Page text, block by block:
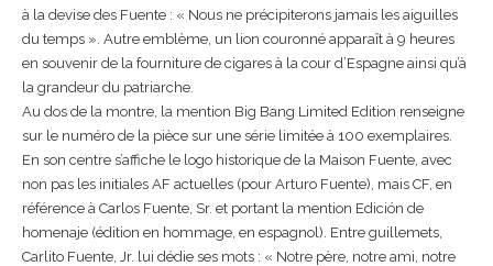
à la devise des Fuente : « Nous ne précipiterons jamais les aiguilles
du temps ». Autre emblème, un lion couronné apparaît à 9 heures
en souvenir de la fourniture de cigares à la cour d’Espagne ainsi qu’à
la grandeur du patriarche.
Au dos de la montre, la mention Big Bang Limited Edition renseigne
sur le numéro de la pièce sur une série limitée à 100 exemplaires.
En son centre s’affiche le logo historique de la Maison Fuente, avec
non pas les initiales AF actuelles (pour Arturo Fuente), mais CF, en
référence à Carlos Fuente, Sr. et portant la mention Edición de
homenaje (édition en hommage, en espagnol). Entre guillemets,
Carlito Fuente, Jr. lui dédie ses mots : « Notre père, notre ami, notre